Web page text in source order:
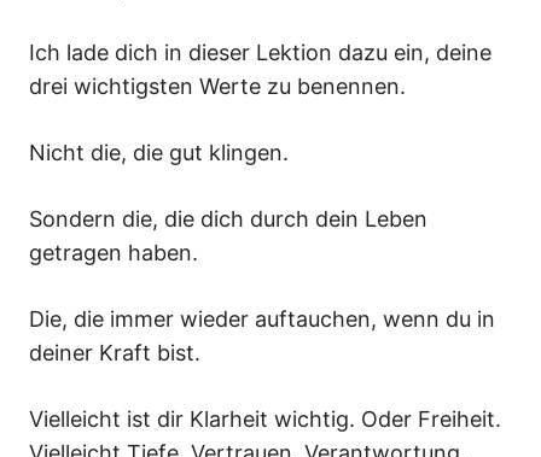
Ich lade dich in dieser Lektion dazu ein, deine
drei wichtigsten Werte zu benennen.
Nicht die, die gut klingen.
Sondern die, die dich durch dein Leben
getragen haben.
Die, die immer wieder auftauchen, wenn du in
deiner Kraft bist.
Vielleicht ist dir Klarheit wichtig. Oder Freiheit.